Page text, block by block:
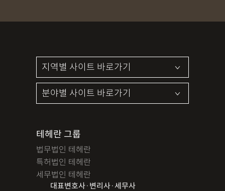
테헤란 그룹
법무법인 테헤란
특허법인 테헤란
세무법인 테헤란
대표변호사·변리사·세무사